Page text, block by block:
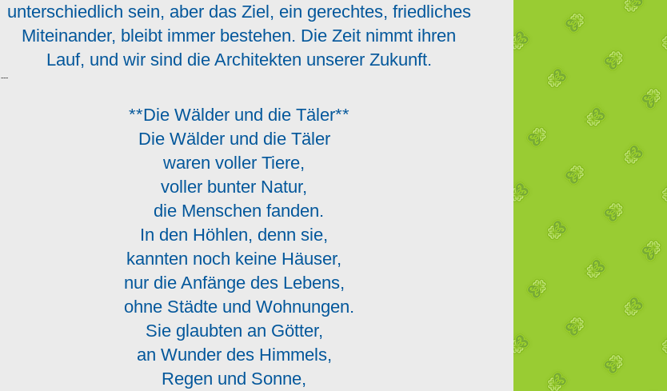
unterschiedlich sein, aber das Ziel, ein gerechtes, friedliches
Miteinander, bleibt immer bestehen. Die Zeit nimmt ihren
Lauf, und wir sind die Architekten unserer Zukunft.
---
**Die Wälder und die Täler**
Die Wälder und die Täler
waren voller Tiere,
voller bunter Natur,
die Menschen fanden.
In den Höhlen, denn sie,
kannten noch keine Häuser,
nur die Anfänge des Lebens,
ohne Städte und Wohnungen.
Sie glaubten an Götter,
an Wunder des Himmels,
Regen und Sonne,